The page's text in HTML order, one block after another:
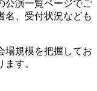
公演一覧ページでご
名、受付状況なども
場規模を把握してお
す。